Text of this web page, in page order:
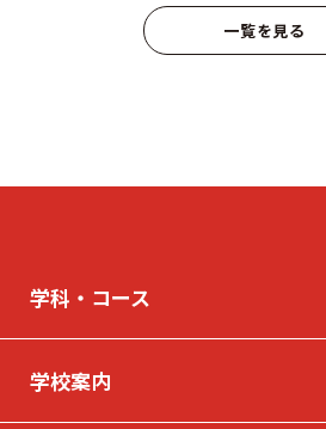
一覧を見る
学科・コース
学校案内